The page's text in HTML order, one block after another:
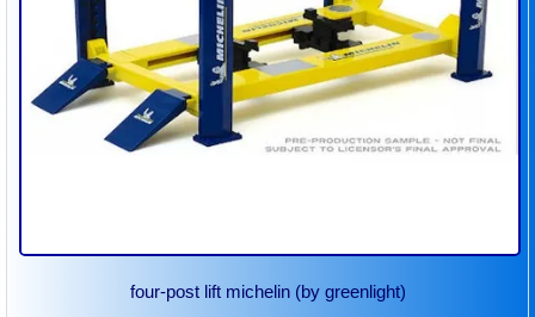
four-post lift michelin (by greenlight)